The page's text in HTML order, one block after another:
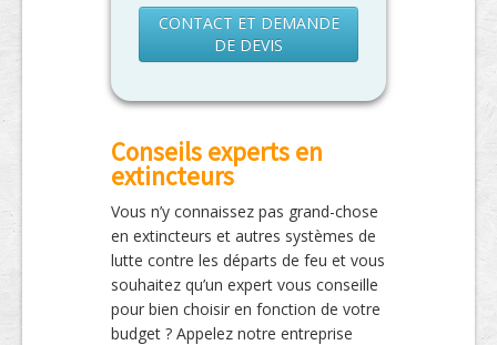
CONTACT ET DEMANDE
DE DEVIS
Conseils experts en
extincteurs
Vous n’y connaissez pas grand-chose
en extincteurs et autres systèmes de
lutte contre les départs de feu et vous
souhaitez qu’un expert vous conseille
pour bien choisir en fonction de votre
budget ? Appelez notre entreprise